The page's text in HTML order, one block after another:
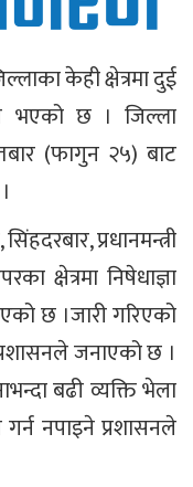
केही क्षेत्रमा दुई
भएको छ । जिल्ला
(फागुन २५) बाट
प्रधानमन्त्री
क्षेत्रमा निषेधाज्ञा
छ ।जारी गरिएको
जनाएको छ ।
बढी व्यक्ति भेला
गर्न नपाइने प्रशासनले